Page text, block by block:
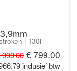
| 130l
999.00 € 799.00
inclusief btw